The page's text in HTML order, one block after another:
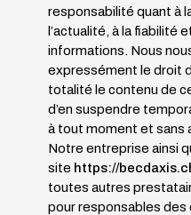
responsabilité quant à
l’actualité, à la fiabilité
informations. Nous
expressément le droit
totalité le contenu de
d’en suspendre
à tout moment et sans
Notre entreprise ainsi
site https://
toutes autres
pour responsables